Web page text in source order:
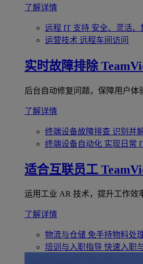
了解详情
远程 IT 支持 安全、灵活、
运营技术 远程车间访问
实时故障排除
后台自动修复问题，保障用户体
了解详情
终端设备故障排查 识别并
终端设备自动化 实现日常
适合互联员工
运用工业 AR 技术，提升工作效
了解详情
物流与仓储 免手持物料处
培训与入职指导 快速入职